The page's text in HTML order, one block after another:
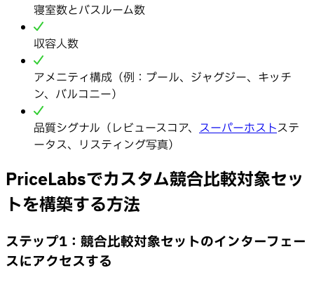
寝室数とバスルーム数
収容人数
アメニティ構成（例：プール、ジャグジー、キッチ
ン、バルコニー）
品質シグナル（レビュースコア、 スーパーホストステ
ータス、リスティング写真）
PriceLabsでカスタム競合比較対象セッ
トを構築する方法
ステップ1：競合比較対象セットのインターフェー
スにアクセスする